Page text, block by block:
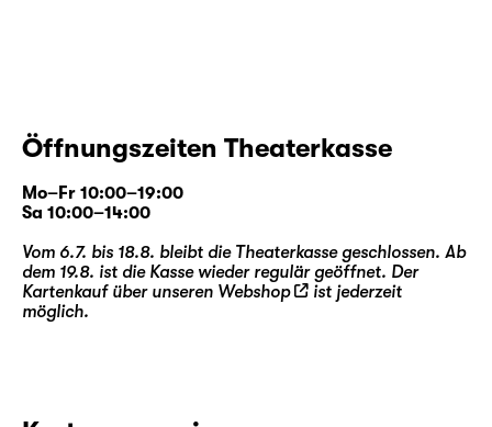
Öffnungszeiten Theaterkasse
Mo–Fr 10:00–19:00
Sa 10:00–14:00
Vom 6.7. bis 18.8. bleibt die Theaterkasse geschlossen. Ab
dem 19.8. ist die Kasse wieder regulär geöffnet. Der
Kartenkauf über unseren Webshop
ist jederzeit
möglich.